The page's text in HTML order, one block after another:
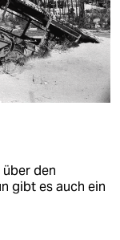
über den
gibt es auch ein